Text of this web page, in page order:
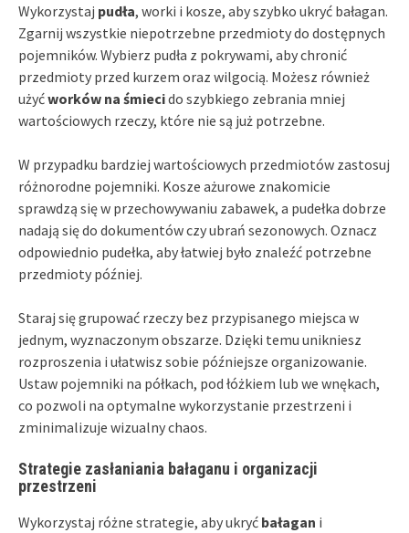
Wykorzystaj pudła, worki i kosze, aby szybko ukryć bałagan.
Zgarnij wszystkie niepotrzebne przedmioty do dostępnych
pojemników. Wybierz pudła z pokrywami, aby chronić
przedmioty przed kurzem oraz wilgocią. Możesz również
użyćworków na śmiecido szybkiego zebrania mniej
wartościowych rzeczy, które nie są już potrzebne.
W przypadku bardziej wartościowych przedmiotów zastosuj
różnorodne pojemniki. Kosze ażurowe znakomicie
sprawdzą się w przechowywaniu zabawek, a pudełka dobrze
nadają się do dokumentów czy ubrań sezonowych. Oznacz
odpowiednio pudełka, aby łatwiej było znaleźć potrzebne
przedmioty później.
Staraj się grupować rzeczy bez przypisanego miejsca w
jednym, wyznaczonym obszarze. Dzięki temu unikniesz
rozproszenia i ułatwisz sobie późniejsze organizowanie.
Ustaw pojemniki na półkach, pod łóżkiem lub we wnękach,
co pozwoli na optymalne wykorzystanie przestrzeni i
zminimalizuje wizualny chaos.
Strategie zasłaniania bałaganu i organizacji
przestrzeni
Wykorzystaj różne strategie, aby ukryć bałagan i